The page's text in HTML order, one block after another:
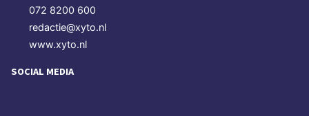
072 8200 600
redactie@xyto.nl
www.xyto.nl
SOCIAL MEDIA